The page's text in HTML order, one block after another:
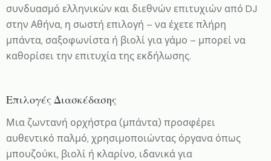
συνδυασμό ελληνικών και διεθνών επιτυχιών από DJ
στην Αθήνα, η σωστή επιλογή – να έχετε πλήρη
μπάντα, σαξοφωνίστα ή βιολί για γάμο – μπορεί να
καθορίσει την επιτυχία της εκδήλωσης.
Επιλογές Διασκέδασης
Μια ζωντανή ορχήστρα (μπάντα) προσφέρει
αυθεντικό παλμό, χρησιμοποιώντας όργανα όπως
μπουζούκι, βιολί ή κλαρίνο, ιδανικά για